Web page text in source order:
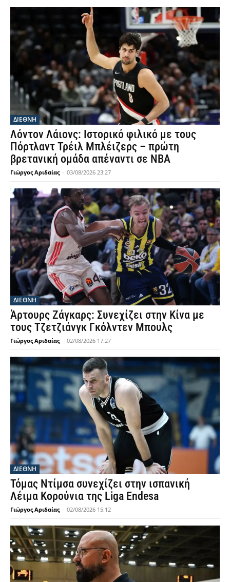
ΔΙΕΘΝΗ
Λόντον Λάιονς: Ιστορικό φιλικό με τους
Πόρτλαντ Τρέιλ Μπλέιζερς – πρώτη
βρετανική ομάδα απέναντι σε NBA
Γιώργος Αριδαίας - 03/08/2026 23:27
ΔΙΕΘΝΗ
Άρτουρς Ζάγκαρς: Συνεχίζει στην Κίνα με
τους Τζετζιάνγκ Γκόλντεν Μπουλς
Γιώργος Αριδαίας - 02/08/2026 17:27
ΔΙΕΘΝΗ
Τόμας Ντίμσα συνεχίζει στην ισπανική
Λέιμα Κορούνια της Liga Endesa
Γιώργος Αριδαίας - 02/08/2026 15:12